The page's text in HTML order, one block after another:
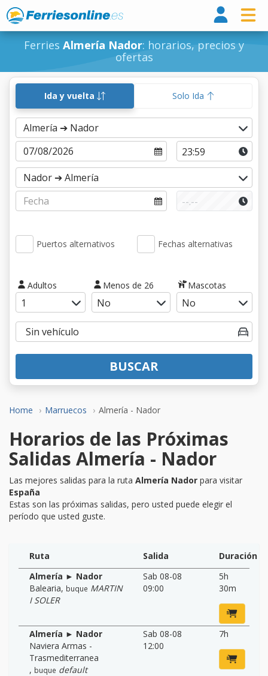
Ferries Almería Nador: horarios, precios y
ofertas
Home Marruecos Almería - Nador
Ida y vuelta Solo Ida
Puertos alternativos Fechas alternativas
Adultos Menos de 26 Mascotas
BUSCAR
Horarios de las Próximas
Salidas Almería - Nador
Las mejores salidas para la ruta Almería Nador para visitar
España
Estas son las próximas salidas, pero usted puede elegir el
período que usted guste.
Ruta Salida
Duración
Almería ► Nador
Balearia, buque MARTIN
I SOLER
Sab 08-08
09:00
5h
30m
Almería ► Nador
Naviera Armas -
Trasmediterranea
, buque default
Sab 08-08
12:00
7h